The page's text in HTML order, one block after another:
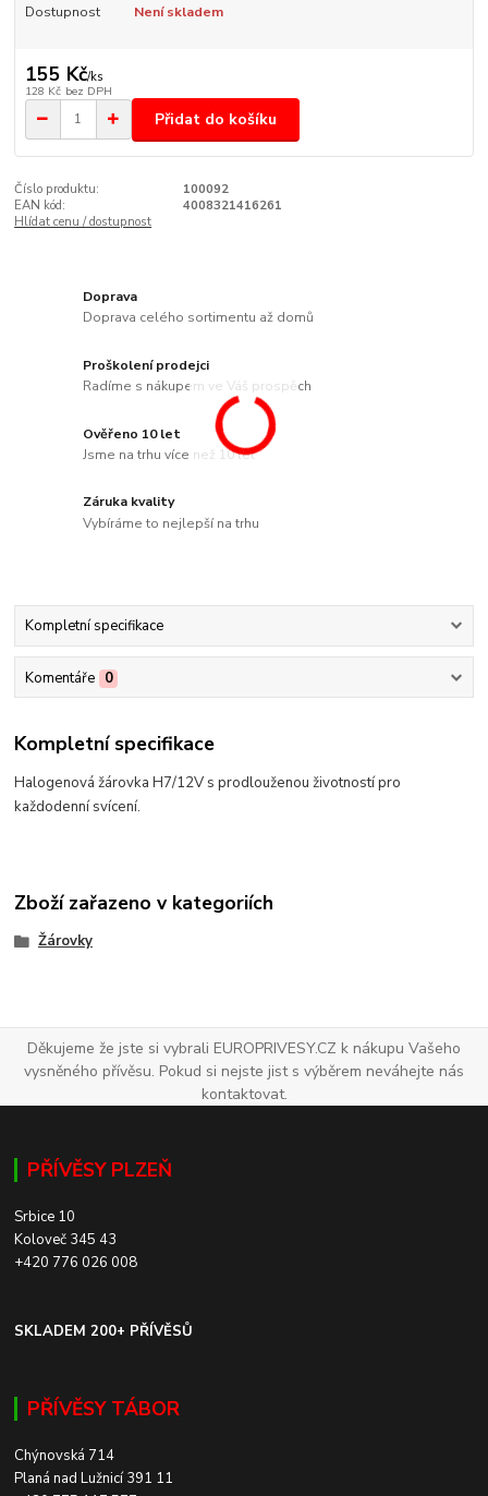
Dostupnost Není skladem
155 Kč/ks
128 Kč bez DPH
Přidat do košíku
Číslo produktu:
100092
EAN kód:
4008321416261
Hlídat cenu / dostupnost
Doprava
Doprava celého sortimentu až domů
Proškolení prodejci
Radíme s nákupem ve Váš prospěch
Ověřeno 10 let
Jsme na trhu více než 10 let
Záruka kvality
Vybíráme to nejlepší na trhu
Kompletní specifikace
Komentáře 0
Kompletní specifikace
Halogenová žárovka H7/12V s prodlouženou životností pro
každodenní svícení.
Zboží zařazeno v kategoriích
Žárovky
Děkujeme že jste si vybrali EUROPRIVESY.CZ k nákupu Vašeho
vysněného přívěsu. Pokud si nejste jist s výběrem neváhejte nás
kontaktovat.
PŘÍVĚSY PLZEŇ
Srbice 10
Koloveč 345 43
+420 776 026 008
SKLADEM 200+ PŘÍVĚSŮ
PŘÍVĚSY TÁBOR
Chýnovská 714
Planá nad Lužnicí 391 11